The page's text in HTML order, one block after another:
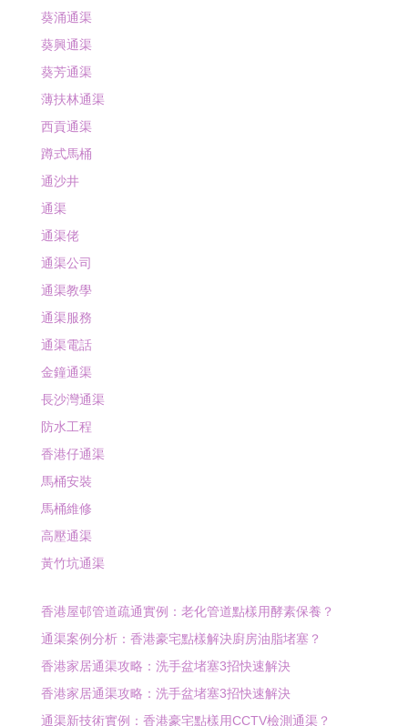
葵涌通渠
葵興通渠
葵芳通渠
薄扶林通渠
西貢通渠
蹲式馬桶
通沙井
通渠
通渠佬
通渠公司
通渠教學
通渠服務
通渠電話
金鐘通渠
長沙灣通渠
防水工程
香港仔通渠
馬桶安裝
馬桶維修
高壓通渠
黃竹坑通渠
香港屋邨管道疏通實例：老化管道點樣用酵素保養？
通渠案例分析：香港豪宅點樣解決廚房油脂堵塞？
香港家居通渠攻略：洗手盆堵塞3招快速解決
香港家居通渠攻略：洗手盆堵塞3招快速解決
通渠新技術實例：香港豪宅點樣用CCTV檢測通渠？